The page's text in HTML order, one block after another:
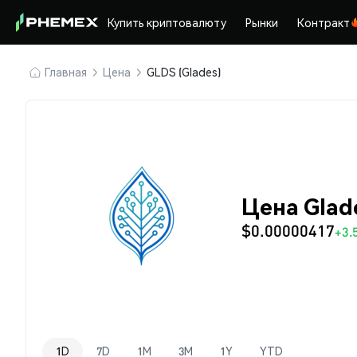
Купить криптовалюту Рынки Контракт
Главная Цена GLDS (Glades)
Цена
$0.00000417
1D 7D 1M 3M 1Y YTD